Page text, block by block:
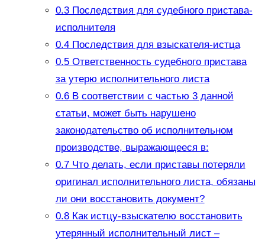
0.3Последствия для судебного пристава-
исполнителя
0.4Последствия для взыскателя-истца
0.5Ответственность судебного пристава
за утерю исполнительного листа
0.6В соответствии с частью 3 данной
статьи, может быть нарушено
законодательство об исполнительном
производстве, выражающееся в:
0.7Что делать, если приставы потеряли
оригинал исполнительного листа, обязаны
ли они восстановить документ?
0.8Как истцу-взыскателю восстановить
утерянный исполнительный лист –